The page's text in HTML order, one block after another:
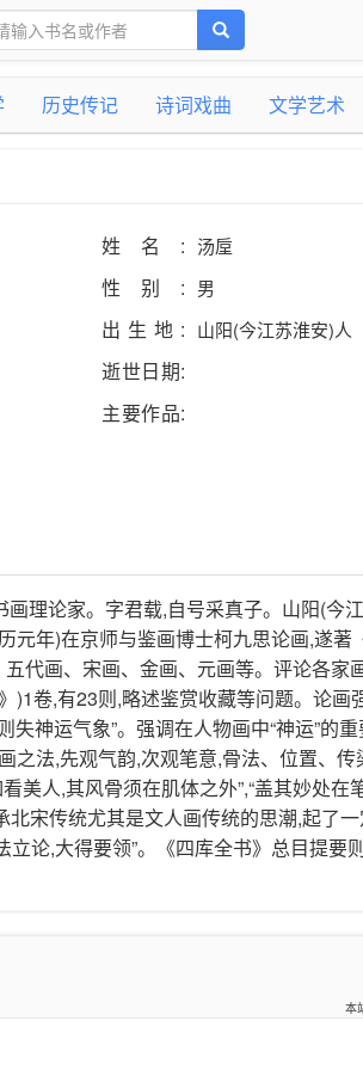
历史传记 诗词戏曲 文学艺术
姓名: 汤垕
性别: 男
出生地: 山阳(今江苏淮安)人
逝世日期:
主要作品:
画理论家。字君载,自号采真子。山阳(今
元年)在京师与鉴画博士柯九思论画,遂著
代画、宋画、金画、元画等。评论各
)1卷,有23则,略述鉴赏收藏等问题。论画
失神运气象”。强调在人物画中“神运”的
之法,先观气韵,次观笔意,骨法、位置、
美人,其风骨须在肌体之外”,“盖其妙处
北宋传统尤其是文人画传统的思潮,起了
立论,大得要领”。《四库全书》总目提
本